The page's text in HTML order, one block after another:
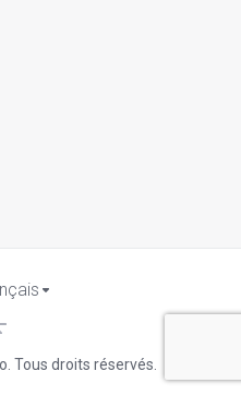
Tous droits réservés.